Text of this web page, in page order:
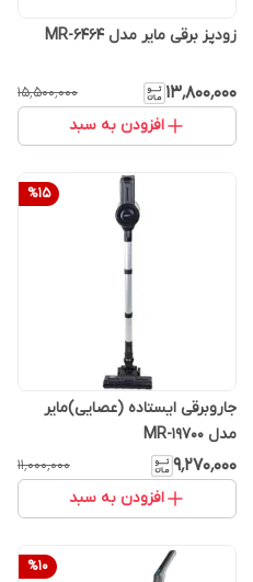
زودپز برقی مایر مدل MR-6464
۱۳٬۸۰۰٬۰۰۰ ۱۵٬۵۰۰٬۰۰۰
افزودن به سبد
%15
جاروبرقی ایستاده (عصایی)مایر
مدل MR-19700
۹٬۲۷۰٬۰۰۰ ۱۱٬۰۰۰٬۰۰۰
افزودن به سبد
%10